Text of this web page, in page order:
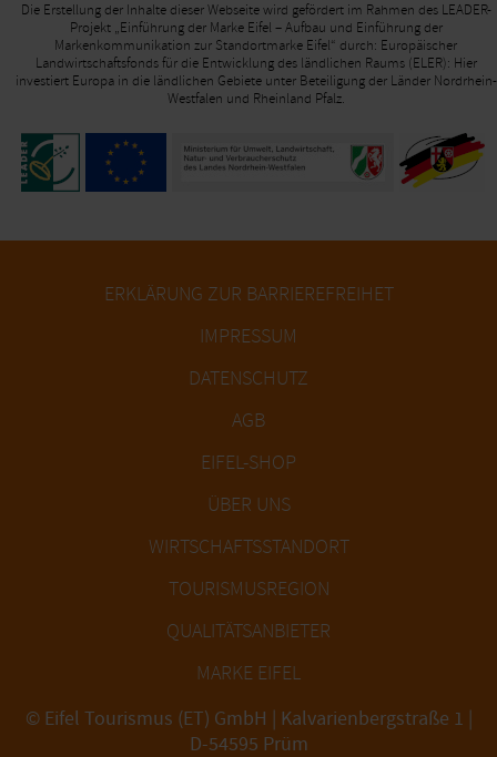
Die Erstellung der Inhalte dieser Webseite wird gefördert im Rahmen des LEADER-
Projekt „Einführung der Marke Eifel – Aufbau und Einführung der
Markenkommunikation zur Standortmarke Eifel“ durch: Europäischer
Landwirtschaftsfonds für die Entwicklung des ländlichen Raums (ELER): Hier
investiert Europa in die ländlichen Gebiete unter Beteiligung der Länder Nordrhein-
Westfalen und Rheinland Pfalz.
ERKLÄRUNG ZUR BARRIEREFREIHET
IMPRESSUM
DATENSCHUTZ
AGB
EIFEL-SHOP
ÜBER UNS
WIRTSCHAFTSSTANDORT
TOURISMUSREGION
QUALITÄTSANBIETER
MARKE EIFEL
© Eifel Tourismus (ET) GmbH | Kalvarienbergstraße 1 |
D-54595 Prüm